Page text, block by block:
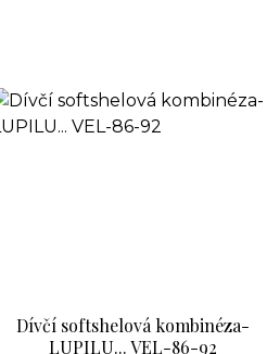
Dívčí softshelová kombinéza-
LUPILU... VEL-86-92